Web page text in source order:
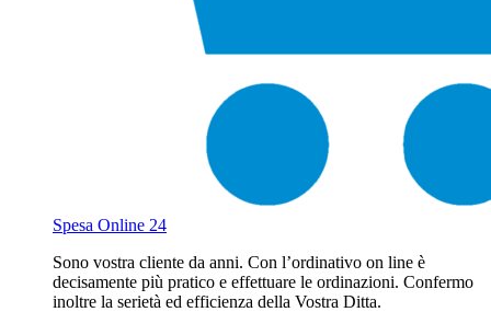
Spesa Online 24
Sono vostra cliente da anni. Con l’ordinativo on line è
decisamente più pratico e effettuare le ordinazioni. Confermo
inoltre la serietà ed efficienza della Vostra Ditta.